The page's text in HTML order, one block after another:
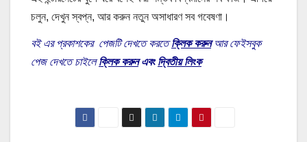
চলুন, দেখুন স্বপ্ন, আর করুন নতুন অসাধারণ সবগবেষণা ।
বই এর প্রকাশকের পেজটি দেখতে করতেক্লিক করুনআর ফেইসবুক
পেজ দেখতে চাইলেক্লিক করুনএবং দ্বিতীয় লিংক